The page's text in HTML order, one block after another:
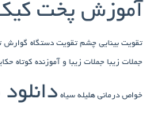
آموزش پخت
تقویت بینایی چشم تقویت دستگاه گوارش
جملات زیبا جملات زیبا و آموزنده کوتاه
خواص درمانی هلیله سیاه